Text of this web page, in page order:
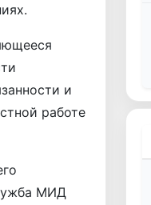
и
работе
МИД